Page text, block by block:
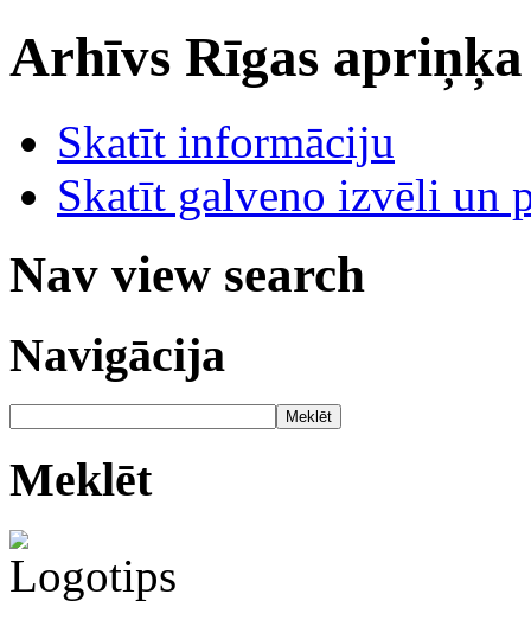
Arhīvs Rīgas
Skatīt informāciju
Skatīt galveno izvēli un
Nav view search
Navigācija
Meklēt
Meklēt